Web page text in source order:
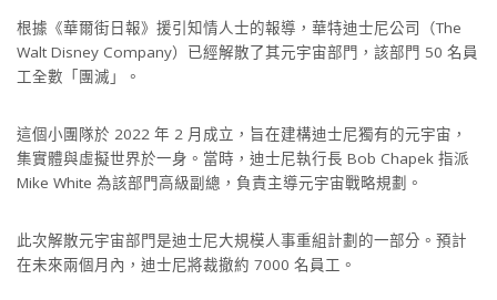
根據《華爾街日報》援引知情人士的報導，華特迪士尼公司（The
Walt Disney Company）已經解散了其元宇宙部門，該部門 50 名員
工全數「團滅」。
這個小團隊於 2022 年 2 月成立，旨在建構迪士尼獨有的元宇宙，
集實體與虛擬世界於一身。當時，迪士尼執行長 Bob Chapek 指派
Mike White 為該部門高級副總，負責主導元宇宙戰略規劃。
此次解散元宇宙部門是迪士尼大規模人事重組計劃的一部分。預計
在未來兩個月內，迪士尼將裁撤約 7000 名員工。